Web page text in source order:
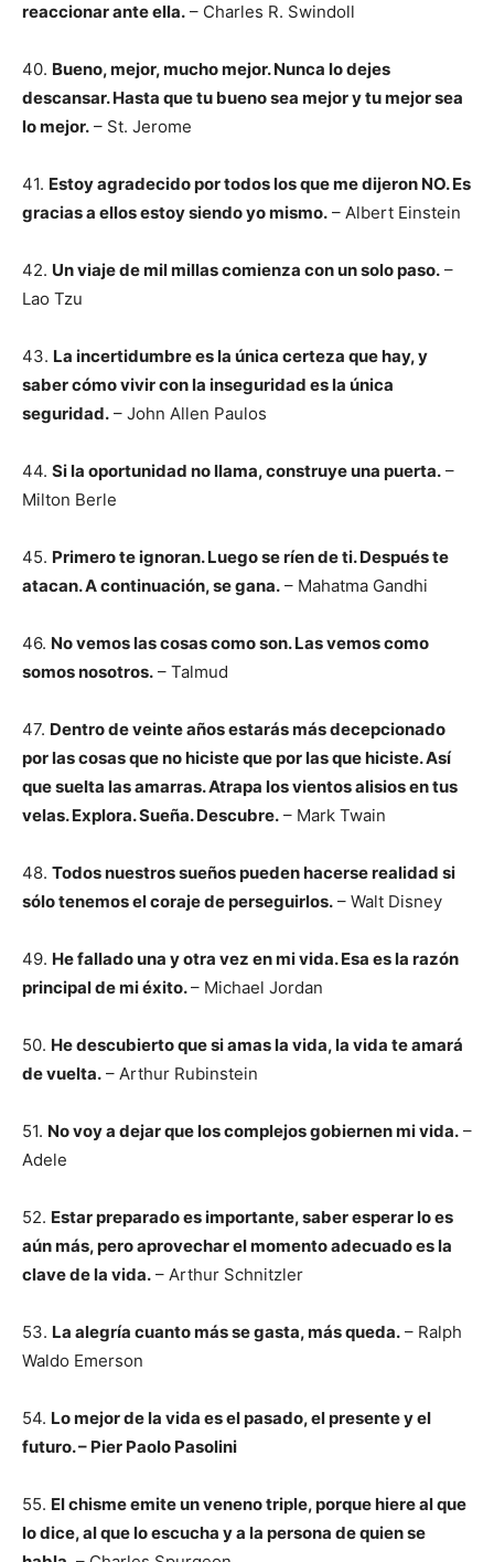
reaccionar ante ella. – Charles R. Swindoll
40. Bueno, mejor, mucho mejor. Nunca lo dejes
descansar. Hasta que tu bueno sea mejor y tu mejor sea
lo mejor. – St. Jerome
41. Estoy agradecido por todos los que me dijeron NO. Es
gracias a ellos estoy siendo yo mismo. – Albert Einstein
42. Un viaje de mil millas comienza con un solo paso. –
Lao Tzu
43. La incertidumbre es la única certeza que hay, y
saber cómo vivir con la inseguridad es la única
seguridad. – John Allen Paulos
44. Si la oportunidad no llama, construye una puerta. –
Milton Berle
45. Primero te ignoran. Luego se ríen de ti. Después te
atacan. A continuación, se gana. – Mahatma Gandhi
46. No vemos las cosas como son. Las vemos como
somos nosotros. – Talmud
47. Dentro de veinte años estarás más decepcionado
por las cosas que no hiciste que por las que hiciste. Así
que suelta las amarras. Atrapa los vientos alisios en tus
velas. Explora. Sueña. Descubre. – Mark Twain
48. Todos nuestros sueños pueden hacerse realidad si
sólo tenemos el coraje de perseguirlos. – Walt Disney
49. He fallado una y otra vez en mi vida. Esa es la razón
principal de mi éxito.– Michael Jordan
50. He descubierto que si amas la vida, la vida te amará
de vuelta. – Arthur Rubinstein
51. No voy a dejar que los complejos gobiernen mi vida. –
Adele
52. Estar preparado es importante, saber esperar lo es
aún más, pero aprovechar el momento adecuado es la
clave de la vida. – Arthur Schnitzler
53. La alegría cuanto más se gasta, más queda. – Ralph
Waldo Emerson
54. Lo mejor de la vida es el pasado, el presente y el
futuro. – Pier Paolo Pasolini
55. El chisme emite un veneno triple, porque hiere al que
lo dice, al que lo escucha y a la persona de quien se